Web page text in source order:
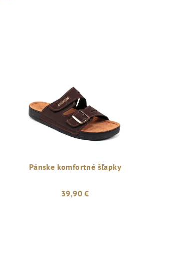
Pánske komfortné šľapky
39,90 €